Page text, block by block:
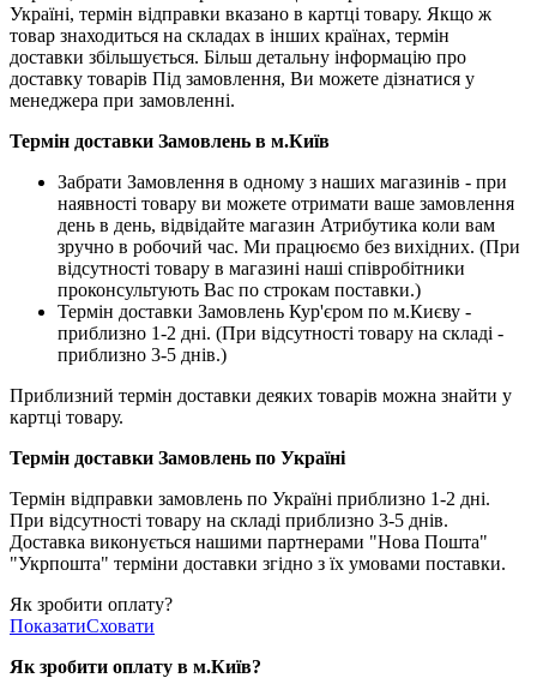
Україні, термін відправки вказано в картці товару. Якщо ж
товар знаходиться на складах в інших країнах, термін
доставки збільшується. Більш детальну інформацію про
доставку товарів Під замовлення, Ви можете дізнатися у
менеджера при замовленні.
Термін доставки Замовлень в м.Київ
Забрати Замовлення в одному з наших магазинів - при
наявності товару ви можете отримати ваше замовлення
день в день, відвідайте магазин Атрибутика коли вам
зручно в робочий час. Ми працюємо без вихідних. (При
відсутності товару в магазині наші співробітники
проконсультують Вас по строкам поставки.)
Термін доставки Замовлень Кур'єром по м.Києву -
приблизно 1-2 дні. (При відсутності товару на складі -
приблизно 3-5 днів.)
Приблизний термін доставки деяких товарів можна знайти у
картці товару.
Термін доставки Замовлень по Україні
Термін відправки замовлень по Україні приблизно 1-2 дні.
При відсутності товару на складі приблизно 3-5 днів.
Доставка виконується нашими партнерами "Нова Пошта"
"Укрпошта" терміни доставки згідно з їх умовами поставки.
Як зробити оплату?
ПоказатиСховати
Як зробити оплату в м.Київ?